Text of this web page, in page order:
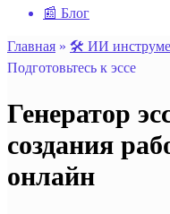
📰 Блог
Главная » 🛠️ ИИ
Подготовьтесь к эссе
Генератор
создания
онлайн